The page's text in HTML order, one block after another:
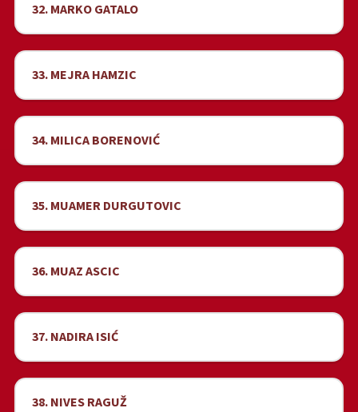
32. MARKO GATALO
33. MEJRA HAMZIC
34. MILICA BORENOVIĆ
35. MUAMER DURGUTOVIC
36. MUAZ ASCIC
37. NADIRA ISIĆ
38. NIVES RAGUŽ